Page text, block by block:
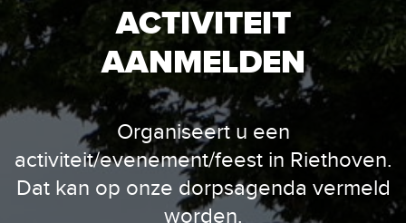
ACTIVITEIT
AANMELDEN
Organiseert u een
activiteit/evenement/feest in Riethoven.
Dat kan op onze dorpsagenda vermeld
worden.